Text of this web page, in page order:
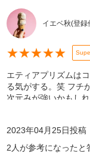
イエベ秋(登録
★★★★★
エティアプリズムは
る気がする。笑 フチ
次元みが強いかもし
こまで違和感ないで
2023年04月25日投稿
2 人が参考になったと